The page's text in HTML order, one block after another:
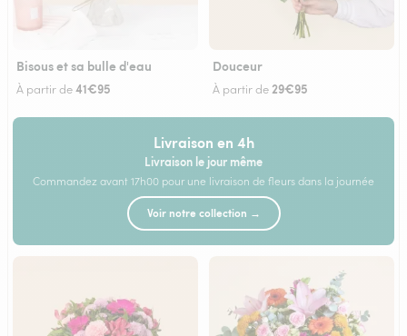
Bisous et sa bulle d'eau
À partir de41€95
Douceur
À partir de29€95
Livraison en 4h
Livraison le jour même
Commandez avant 17h00 pour une livraison de fleurs dans la journée
Voir notre collection →